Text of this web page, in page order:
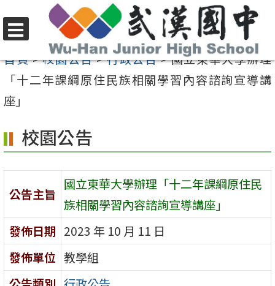
至
內
區
選
單
首頁>校園公告>行政公告>國立東華大學辦理
「十二年課綱原住民族相關學習內容諮詢宣導講
座」
校園公告
公告主旨
國立東華大學辦理「十二年課綱原住民
族相關學習內容諮詢宣導講座」
發佈日期 2023 年 10 月 11 日
發佈單位 教學組